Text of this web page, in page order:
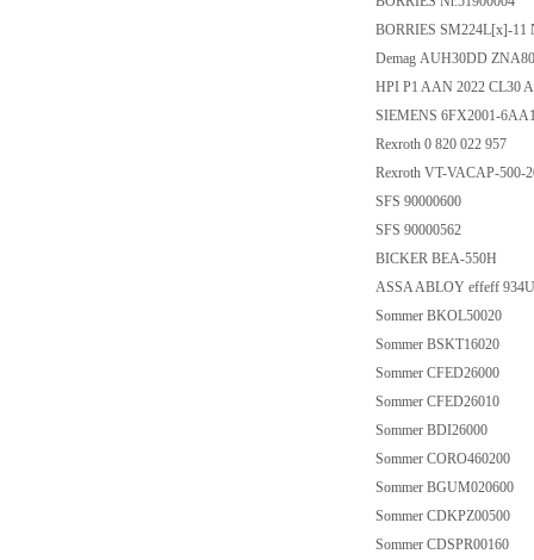
BORRIES SM224L[x]-11
Demag AUH30DD
HPI P1 AAN 2022 CL30
SIEMENS 6FX2001-
Rexroth 0 820 022 957
Rexroth VT-VACAP-500-
SFS 90000600
SFS 90000562
BICKER BEA-550H
ASSA ABLOY effeff
Sommer BKOL50020
Sommer BSKT16020
Sommer CFED26000
Sommer CFED26010
Sommer BDI26000
Sommer CORO460200
Sommer BGUM020600
Sommer CDKPZ00500
Sommer CDSPR00160